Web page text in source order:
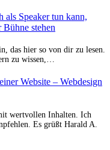
als Speaker tun kann,
Bühne stehen
das hier so von dir zu lesen.
zu wissen,…
Website – Webdesign
wertvollen Inhalten. Ich
Es grüßt Harald A.